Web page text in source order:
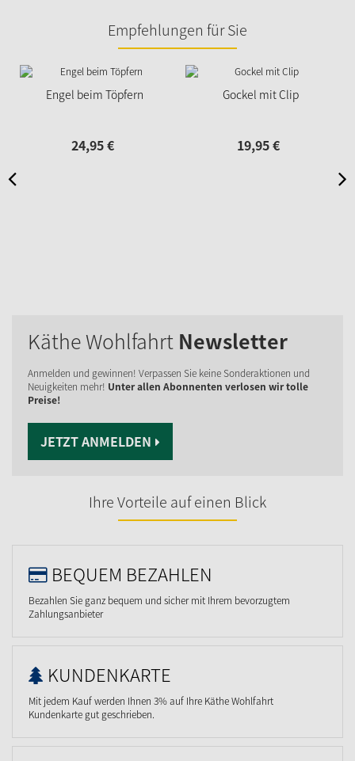
Empfehlungen für Sie
Engel beim Töpfern
24,95€
Gockel mit Clip
19,95€
Käthe Wohlfahrt Newsletter
Anmelden und gewinnen! Verpassen Sie keine Sonderaktionen und
Neuigkeiten mehr! Unter allen Abonnenten verlosen wir tolle
Preise!
JETZT ANMELDEN
Ihre Vorteile auf einen Blick
BEQUEM BEZAHLEN
Bezahlen Sie ganz bequem und sicher mit Ihrem bevorzugtem
Zahlungsanbieter
KUNDENKARTE
Mit jedem Kauf werden Ihnen 3% auf Ihre Käthe Wohlfahrt
Kundenkarte gut geschrieben.